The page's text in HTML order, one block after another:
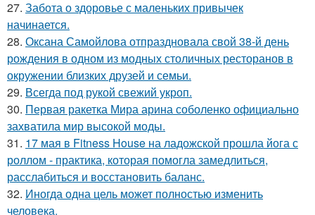
27. Забота о здоровье с маленьких привычек
начинается.
28. Оксана Самойлова отпраздновала свой 38-й день
рождения в одном из модных столичных ресторанов в
окружении близких друзей и семьи.
29. Всегда под рукой свежий укроп.
30. Первая ракетка Мира арина соболенко официально
захватила мир высокой моды.
31. 17 мая в Fitness House на ладожской прошла йога с
роллом - практика, которая помогла замедлиться,
расслабиться и восстановить баланс.
32. Иногда одна цель может полностью изменить
человека.